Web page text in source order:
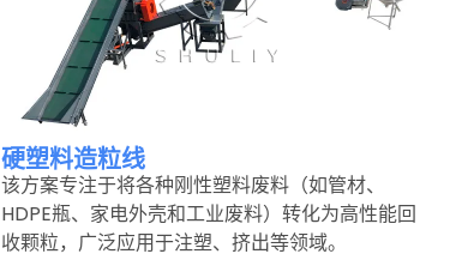
硬塑料造粒线
该方案专注于将各种刚性塑料废料（如管材、
HDPE瓶、家电外壳和工业废料）转化为高性能回
收颗粒，广泛应用于注塑、挤出等领域。